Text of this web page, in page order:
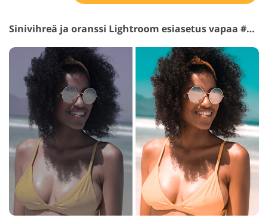
Sinivihreä ja oranssi Lightroom esiasetus vapaa #23 "White Clouds"